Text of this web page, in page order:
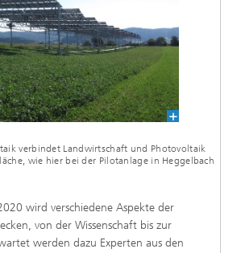
verbindet Landwirtschaft und Photovoltaik
wie hier bei der Pilotanlage in Heggelbach
wird verschiedene Aspekte der
von der Wissenschaft bis zur
werden dazu Experten aus den